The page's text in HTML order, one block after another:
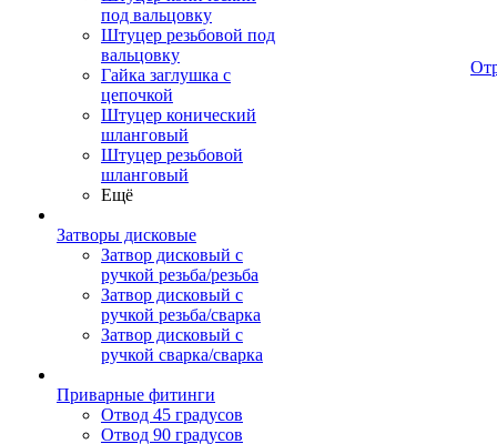
под вальцовку
Штуцер резьбовой под
вальцовку
Гайка заглушка с
цепочкой
Штуцер конический
шланговый
Штуцер резьбовой
шланговый
Ещё
Затворы дисковые
Затвор дисковый с
ручкой резьба/резьба
Затвор дисковый с
ручкой резьба/сварка
Затвор дисковый с
ручкой сварка/сварка
Приварные фитинги
Отвод 45 градусов
Отвод 90 градусов